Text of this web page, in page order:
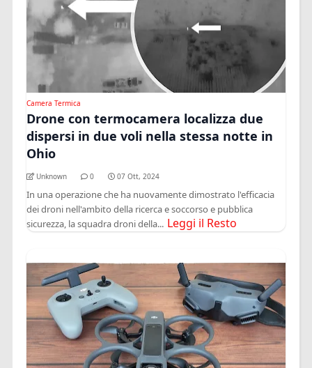
Camera Termica
Drone con termocamera localizza due
dispersi in due voli nella stessa notte in
Ohio
Unknown 0 07 Ott, 2024
In una operazione che ha nuovamente dimostrato l'efficacia
dei droni nell'ambito della ricerca e soccorso e pubblica
sicurezza, la squadra droni della... Leggi il Resto